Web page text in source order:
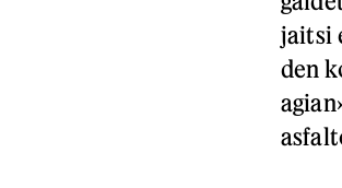
jaitsi
den